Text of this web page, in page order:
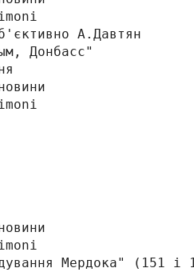
А.Давтян
Донбасс"
Мердока" (151 і